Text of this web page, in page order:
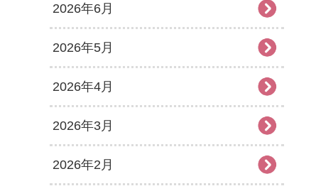
2026年6月
2026年5月
2026年4月
2026年3月
2026年2月